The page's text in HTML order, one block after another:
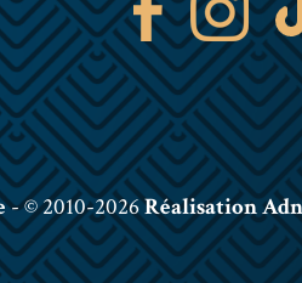
- © 2010-2026Réalisation